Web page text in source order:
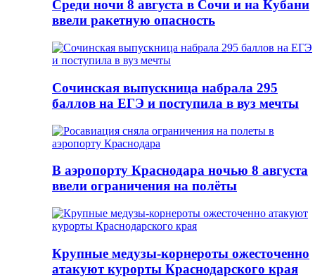
Среди ночи 8 августа в Сочи и на Кубани
ввели ракетную опасность
Сочинская выпускница набрала 295
баллов на ЕГЭ и поступила в вуз мечты
В аэропорту Краснодара ночью 8 августа
ввели ограничения на полёты
Крупные медузы-корнероты ожесточенно
атакуют курорты Краснодарского края